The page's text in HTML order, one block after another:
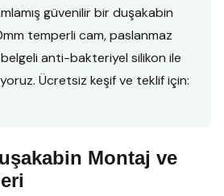
güvenilir bir duşakabin
temperli cam, paslanmaz
anti-bakteriyel silikon ile
Ücretsiz keşif ve teklif için:
Montaj ve